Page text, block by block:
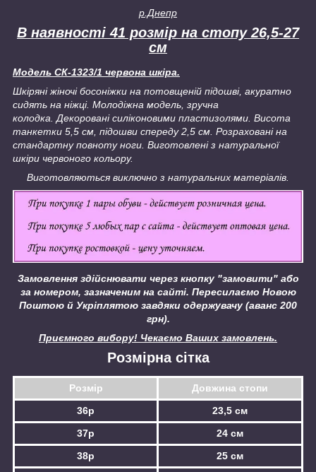
р.Днепр
В наявності 41 розмір на стопу 26,5-27
см
Модель СК-1323/1 червона шкіра.
Шкіряні жіночі босоніжки на потовщеній підошві, акуратно
сидять на ніжці. Молодіжна модель, зручна
колодка. Декоровані силіконовими пластизолями. Висота
танкетки 5,5 см, підошви спереду 2,5 см. Розраховані на
стандартну повноту ноги. Виготовлені з натуральної
шкіри червоного кольору.
Виготовляються виключно з натуральних матеріалів.
Замовлення здійснювати через кнопку "замовити" або
за номером, зазначеним на сайті. Пересилаємо Новою
Поштою й Укріплятою завдяки одержувачу (аванс 200
грн).
Приємного вибору! Чекаємо Ваших замовлень.
Розмір Довжина стопи
Розмірна сітка
36р
23,5 см
37р
24 см
38р
25 см